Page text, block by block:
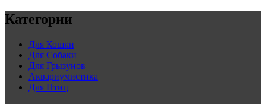
Категории
Для Кошки
Для Собаки
Для Грызунов
Аквариумистика
Для Птиц